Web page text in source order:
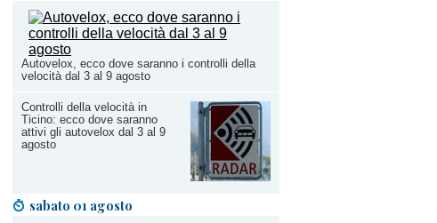
Autovelox, ecco dove saranno i controlli della
velocità dal 3 al 9 agosto
Controlli della velocità in
Ticino: ecco dove saranno
attivi gli autovelox dal 3 al 9
agosto
sabato 01 agosto